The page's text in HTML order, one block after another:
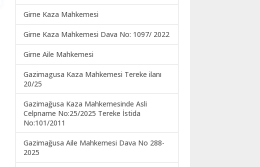
Girne Kaza Mahkemesi
Girne Kaza Mahkemesi Dava No: 1097/ 2022
Girne Aile Mahkemesi
Gazimagusa Kaza Mahkemesi Tereke ilanı
20/25
Gazimağusa Kaza Mahkemesinde Asli
Celpname No:25/2025 Tereke İstida
No:101/2011
Gazimağusa Aile Mahkemesi Dava No 288-
2025